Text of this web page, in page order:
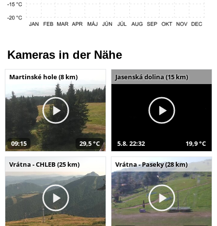
Kameras in der Nähe
Martinské hole (8 km)
09:15 29,5 °C
Jasenská dolina (15 km)
5.8. 22:32 19,9 °C
Vrátna - CHLEB (25 km) Vrátna - Paseky (28 km)